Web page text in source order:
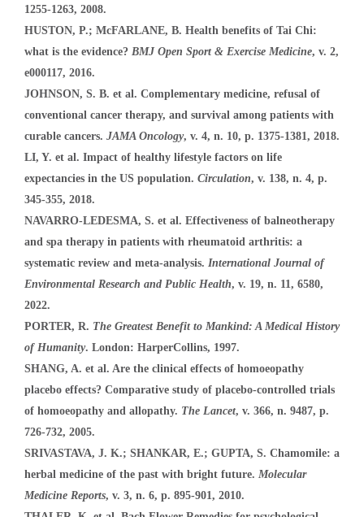
1255-1263, 2008.
HUSTON, P.; McFARLANE, B. Health benefits of Tai Chi:
what is the evidence? BMJ Open Sport & Exercise Medicine, v. 2,
e000117, 2016.
JOHNSON, S. B. et al. Complementary medicine, refusal of
conventional cancer therapy, and survival among patients with
curable cancers. JAMA Oncology, v. 4, n. 10, p. 1375-1381, 2018.
LI, Y. et al. Impact of healthy lifestyle factors on life
expectancies in the US population. Circulation, v. 138, n. 4, p.
345-355, 2018.
NAVARRO-LEDESMA, S. et al. Effectiveness of balneotherapy
and spa therapy in patients with rheumatoid arthritis: a
systematic review and meta-analysis. International Journal of
Environmental Research and Public Health, v. 19, n. 11, 6580,
2022.
PORTER, R. The Greatest Benefit to Mankind: A Medical History
of Humanity. London: HarperCollins, 1997.
SHANG, A. et al. Are the clinical effects of homoeopathy
placebo effects? Comparative study of placebo-controlled trials
of homoeopathy and allopathy. The Lancet, v. 366, n. 9487, p.
726-732, 2005.
SRIVASTAVA, J. K.; SHANKAR, E.; GUPTA, S. Chamomile: a
herbal medicine of the past with bright future. Molecular
Medicine Reports, v. 3, n. 6, p. 895-901, 2010.